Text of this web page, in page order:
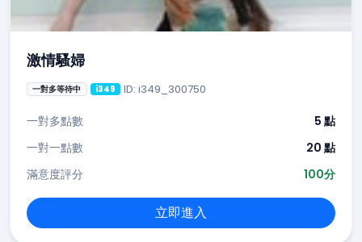
激情騷婦
一對多等待中 i349 ID: i349_300750
一對多點數
5 點
一對一點數
20 點
滿意度評分
100分
立即進入